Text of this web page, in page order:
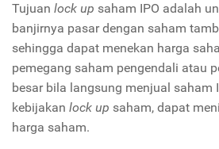
Tujuan lock up saham IPO adalah
banjirnya pasar dengan saham
sehingga dapat menekan harga
pemegang saham pengendali atau
besar bila langsung menjual saham
kebijakan lock up saham, dapat
harga saham.